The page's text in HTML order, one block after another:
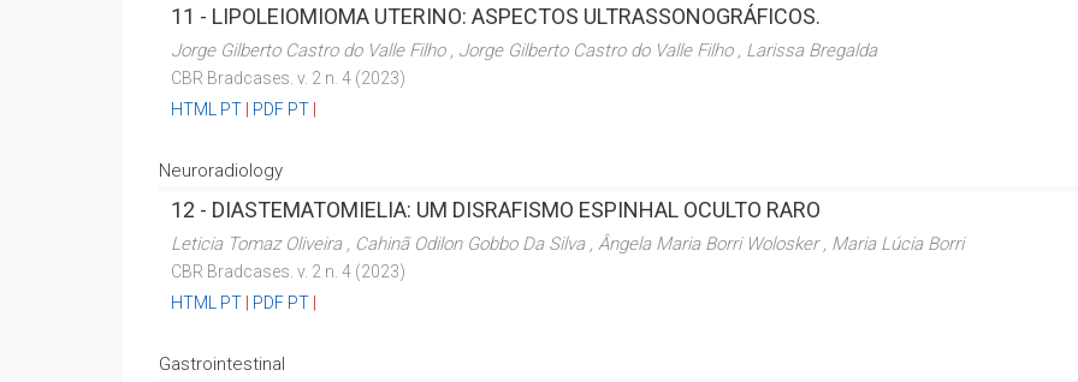
11 - LIPOLEIOMIOMA UTERINO: ASPECTOS ULTRASSONOGRÁFICOS.
Jorge Gilberto Castro do Valle Filho , Jorge Gilberto Castro do Valle Filho , Larissa Bregalda
CBR Bradcases. v. 2 n. 4 (2023)
HTML PT
PDF PT
Neuroradiology
12 - DIASTEMATOMIELIA: UM DISRAFISMO ESPINHAL OCULTO RARO
Leticia Tomaz Oliveira , Cahinã Odilon Gobbo Da Silva , Ângela Maria Borri Wolosker , Maria Lúcia Borri
CBR Bradcases. v. 2 n. 4 (2023)
HTML PT
PDF PT
Gastrointestinal